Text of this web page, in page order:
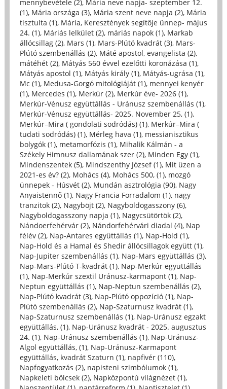
mennybevétele (2), Mária neve napja- szeptember 12.
(1), Mária országa (3), Mária szent neve napja (2), Mária
tisztulta (1), Mária, Keresztények segítője ünnep- május
24. (1), Máriás lelkület (2), máriás napok (1), Markab
állócsillag (2), Mars (1), Mars-Plútó kvadrát (3), Mars-
Plútó szembenállás (2), Máté apostol, evangelista (2),
mátéhét (2), Mátyás 560 évvel ezelőtti koronázása (1),
Mátyás apostol (1), Mátyás király (1), Mátyás-ugrása (1),
Mc (1), Medusa-Gorgó mitológiáját (1), mennyei kenyér
(1), Mercedes (1), Merkúr (2), Merkúr éve- 2026 (1),
Merkúr-Vénusz együttállás - Uránusz szembenállás (1),
Merkúr-Vénusz együttállás- 2025. November 25, (1),
Merkúr–Mira ( gondolati sodródás) (1), Merkúr–Mira (
tudati sodródás) (1), Mérleg hava (1), messianisztikus
bolygók (1), metamorfózis (1), Mihalik Kálmán - a
Székely Himnusz dallamának szer (2), Minden Egy (1),
Mindenszentek (5), Mindszenthy József (1), Mit üzen a
2021-es év? (2), Mohács (4), Mohács 500, (1), mozgó
ünnepek - Húsvét (2), Mundán asztrológia (90), Nagy
Anyaistennő (1), Nagy Francia Forradalom (1), nagy
tranzitok (2), Nagyböjt (2), Nagyboldogasszony (6),
Nagyboldogasszony napja (1), Nagycsütörtök (2),
Nándoerfehérvár (2), Nándorfehérvári diadal (4), Nap
félév (2), Nap-Antares együttállás (1), Nap-Hold (1),
Nap-Hold és a Hamal és Shedir állócsillagok együtt (1),
Nap-Jupiter szembenállás (1), Nap-Mars együttállás (3),
Nap-Mars-Plútó T-kvadrát (1), Nap-Merkúr együttállás
(1), Nap-Merkúr szextil Uránusz-karmapont (1), Nap-
Neptun együttállás (1), Nap-Neptun szembenállás (2),
Nap-Plútó kvadrát (3), Nap-Plútó oppozíció (1), Nap-
Plútó szembenállás (2), Nap-Szaturnusz kvadrát (1),
Nap-Szaturnusz szembenállás (1), Nap-Uránusz egzakt
együttállás, (1), Nap-Uránusz kvadrát - 2025. augusztus
24. (1), Nap-Uránusz szembenállás (1), Nap-Uránusz-
Algol együttállás, (1), Nap-Uránusz-Karmapont
együttállás, kvadrát Szaturn (1), napfivér (110),
Napfogyatkozás (2), napisteni szimbólumok (1),
Napkeleti bölcsek (2), Napközpontú világnézet (1),